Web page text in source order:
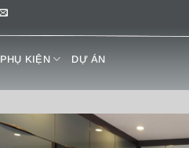
PHỤ KIỆN DỰ ÁN